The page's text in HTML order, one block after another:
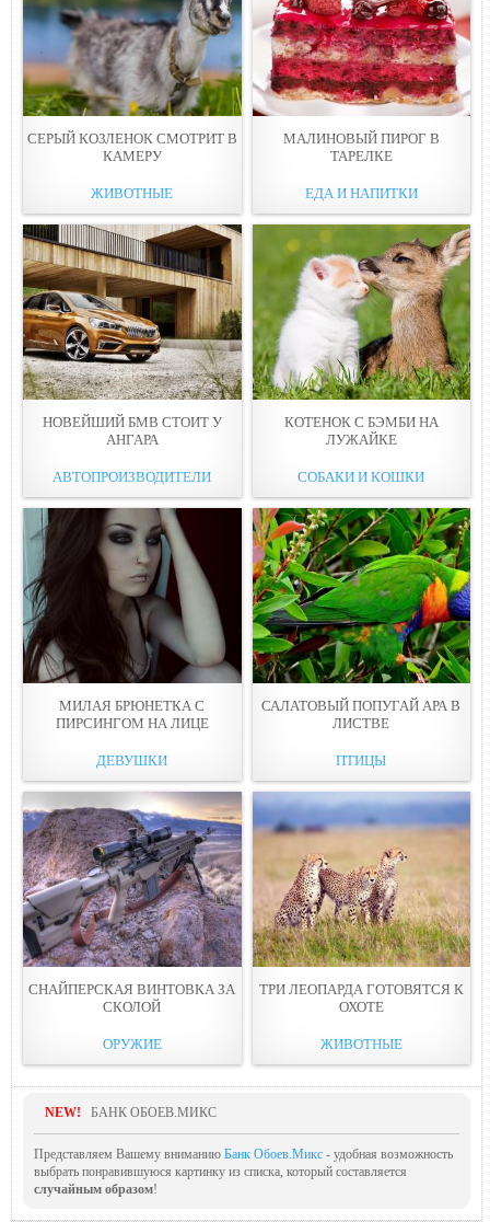
СЕРЫЙ КОЗЛЕНОК СМОТРИТ В
КАМЕРУ
ЖИВОТНЫЕ
МАЛИНОВЫЙ ПИРОГ В
ТАРЕЛКЕ
ЕДА И НАПИТКИ
НОВЕЙШИЙ БМВ СТОИТ У
АНГАРА
АВТОПРОИЗВОДИТЕЛИ
КОТЕНОК С БЭМБИ НА
ЛУЖАЙКЕ
СОБАКИ И КОШКИ
МИЛАЯ БРЮНЕТКА С
ПИРСИНГОМ НА ЛИЦЕ
ДЕВУШКИ
САЛАТОВЫЙ ПОПУГАЙ АРА В
ЛИСТВЕ
ПТИЦЫ
СНАЙПЕРСКАЯ ВИНТОВКА ЗА
СКОЛОЙ
ОРУЖИЕ
ТРИ ЛЕОПАРДА ГОТОВЯТСЯ К
ОХОТЕ
ЖИВОТНЫЕ
NEW! БАНК ОБОЕВ.МИКС
Представляем Вашему вниманию Банк Обоев.Микс - удобная возможность
выбрать понравившуюся картинку из списка, который составляется
случайным образом!